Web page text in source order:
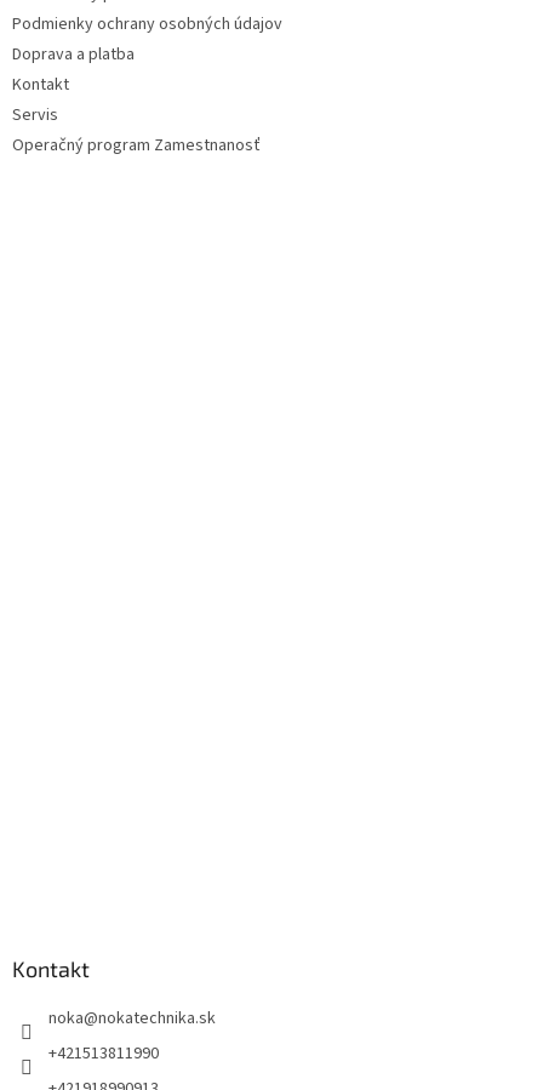
Podmienky ochrany osobných údajov
Doprava a platba
Kontakt
Servis
Operačný program Zamestnanosť
Kontakt
noka@nokatechnika.sk
+421513811990